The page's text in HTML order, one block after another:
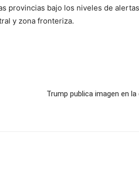
provincias bajo los niveles de
y zona fronteriza.
Trump publica imagen en